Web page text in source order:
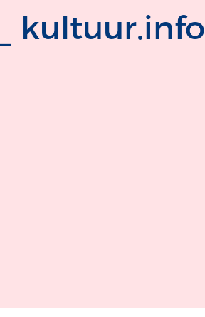
_ kultuur.info